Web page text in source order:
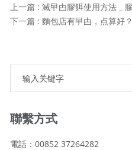
下一篇 : 麵包店有曱甴，点算好？
聯繫方式
電話：00852 37264282